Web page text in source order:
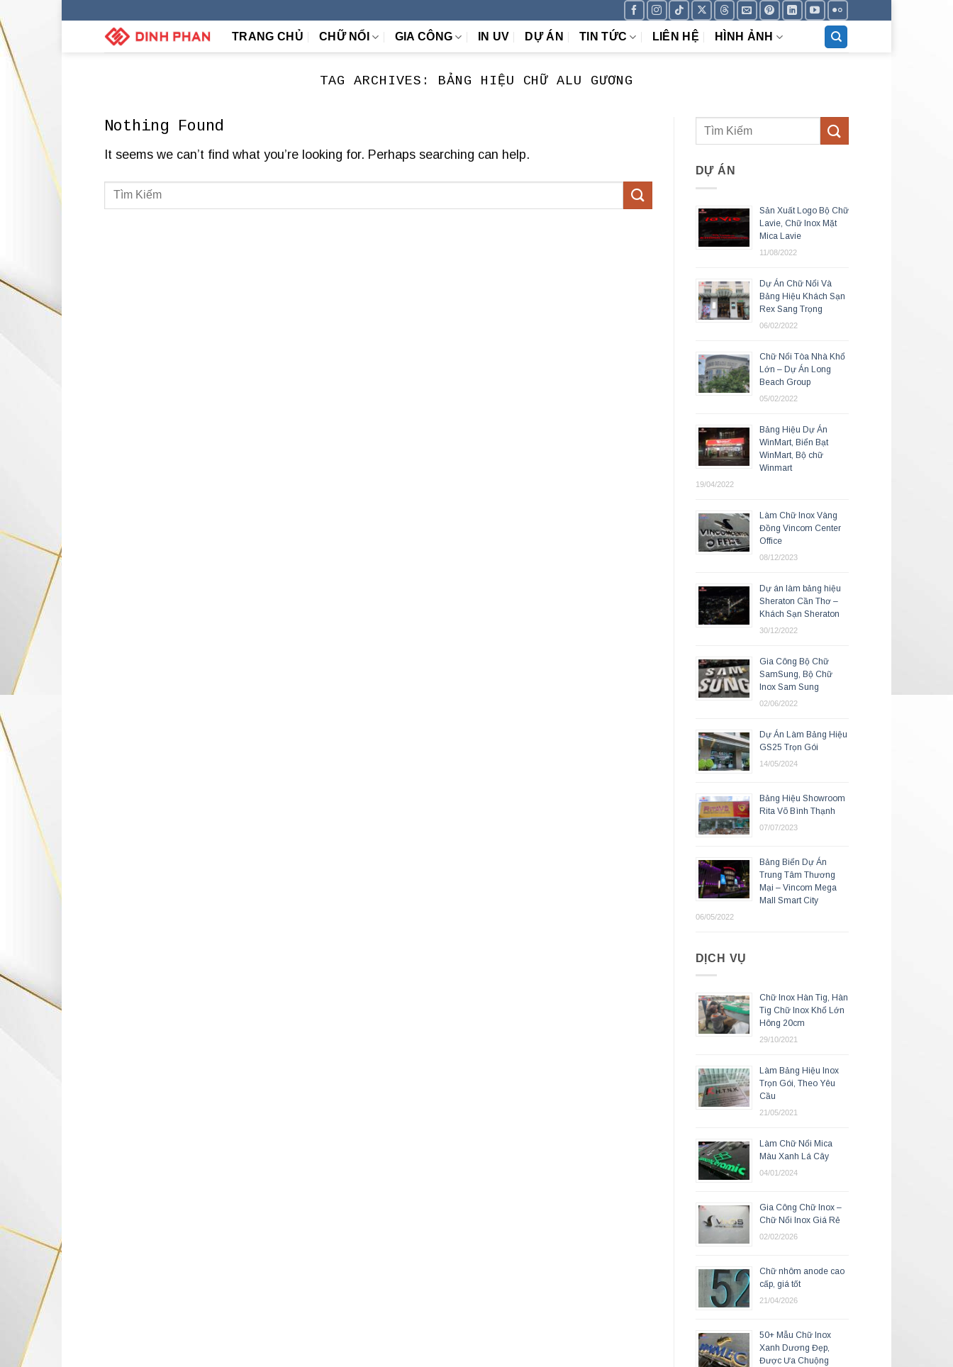
TRANG CHỦ CHỮ NỔI GIA CÔNG IN UV DỰ ÁN TIN TỨC LIÊN HỆ HÌNH ẢNH
TAG ARCHIVES: BẢNG HIỆU CHỮ ALU GƯƠNG
Nothing Found
It seems we can’t find what you’re looking for. Perhaps searching can help.
DỰ ÁN
Sản Xuất Logo Bộ Chữ
Lavie, Chữ Inox Mặt
Mica Lavie
11/08/2022
Dự Án Chữ Nổi Và
Bảng Hiệu Khách Sạn
Rex Sang Trọng
06/02/2022
Chữ Nổi Tòa Nhà Khổ
Lớn – Dự Án Long
Beach Group
05/02/2022
Bảng Hiệu Dự Án
WinMart, Biển Bạt
WinMart, Bộ chữ
Winmart
19/04/2022
Làm Chữ Inox Vàng
Đồng Vincom Center
Office
08/12/2023
Dự án làm bảng hiệu
Sheraton Cần Thơ –
Khách Sạn Sheraton
30/12/2022
Gia Công Bộ Chữ
SamSung, Bộ Chữ
Inox Sam Sung
02/06/2022
Dự Án Làm Bảng Hiệu
GS25 Trọn Gói
14/05/2024
Bảng Hiệu Showroom
Rita Võ Bình Thạnh
07/07/2023
Bảng Biển Dự Án
Trung Tâm Thương
Mại – Vincom Mega
Mall Smart City
06/05/2022
DỊCH VỤ
Chữ Inox Hàn Tig, Hàn
Tig Chữ Inox Khổ Lớn
Hông 20cm
29/10/2021
Làm Bảng Hiệu Inox
Trọn Gói, Theo Yêu
Cầu
21/05/2021
Làm Chữ Nổi Mica
Màu Xanh Lá Cây
04/01/2024
Gia Công Chữ Inox –
Chữ Nổi Inox Giá Rẻ
02/02/2026
Chữ nhôm anode cao
cấp, giá tốt
21/04/2026
50+ Mẫu Chữ Inox
Xanh Dương Đẹp,
Được Ưa Chuộng